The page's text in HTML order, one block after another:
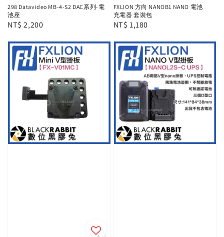
298 Datavideo MB-4-S2 DAC系列-電
池座
Regular
NT$ 2,200
FXLION 方向 NANOB1 NANO 電池
充電器 套裝包
Regular
NT$ 1,180